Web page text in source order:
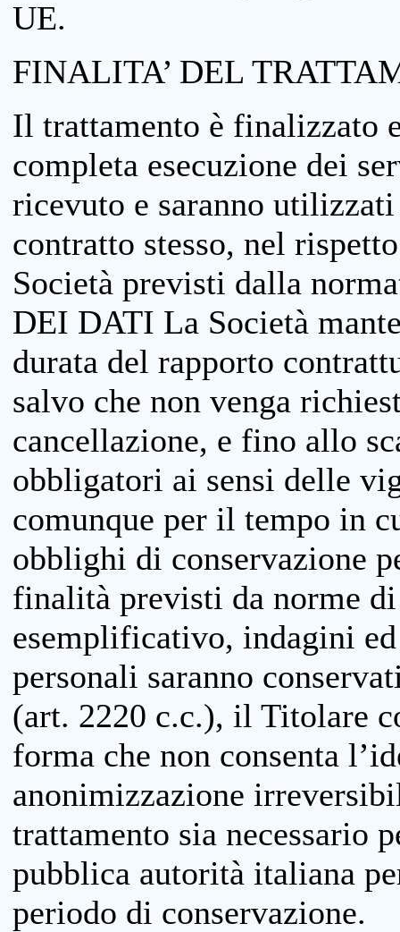
UE.
FINALITA’ DEL
Il trattamento è finalizzato
completa esecuzione dei
ricevuto e saranno
contratto stesso, nel
Società previsti dalla
DEI DATI La Società
durata del rapporto
salvo che non venga
cancellazione, e fino allo
obbligatori ai sensi delle
comunque per il tempo in
obblighi di conservazione
finalità previsti da norme
esemplificativo, indagini
personali saranno
(art. 2220 c.c.), il Titolare
forma che non consenta
anonimizzazione
trattamento sia necessario
pubblica autorità italiana
periodo di conservazione.